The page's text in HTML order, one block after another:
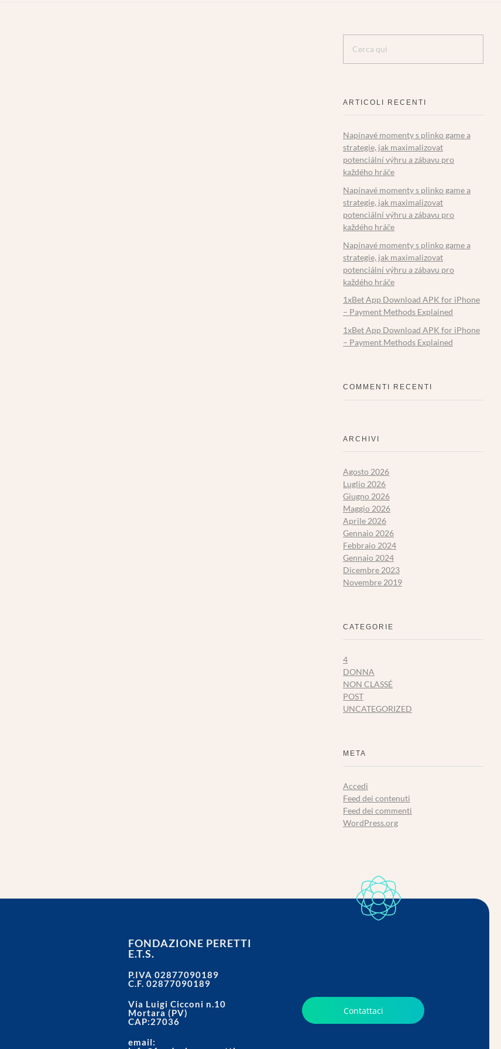
ARTICOLI RECENTI
Napínavé momenty s plinko game a
strategie, jak maximalizovat
potenciální výhru a zábavu pro
každého hráče
Napínavé momenty s plinko game a
strategie, jak maximalizovat
potenciální výhru a zábavu pro
každého hráče
Napínavé momenty s plinko game a
strategie, jak maximalizovat
potenciální výhru a zábavu pro
každého hráče
1xBet App Download APK for iPhone
– Payment Methods Explained
1xBet App Download APK for iPhone
– Payment Methods Explained
COMMENTI RECENTI
ARCHIVI
Agosto 2026
Luglio 2026
Giugno 2026
Maggio 2026
Aprile 2026
Gennaio 2026
Febbraio 2024
Gennaio 2024
Dicembre 2023
Novembre 2019
CATEGORIE
4
DONNA
NON CLASSÉ
POST
UNCATEGORIZED
META
Accedi
Feed dei contenuti
Feed dei commenti
WordPress.org
FONDAZIONE PERETTI
E.T.S.
P.IVA 02877090189
C.F. 02877090189
Via Luigi Cicconi n.10
Mortara (PV)
CAP:27036
email:
Contattaci